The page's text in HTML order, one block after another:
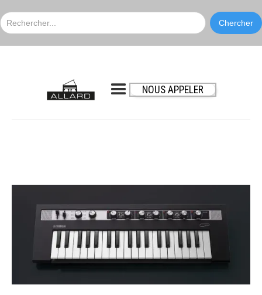
NOUS APPELER